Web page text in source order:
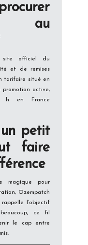
au
site officiel du
et de remises
tarifaire situé en
active,
h en France
petit
faire
magique pour
Ozempatch
l’objectif
ce fil
le cap entre